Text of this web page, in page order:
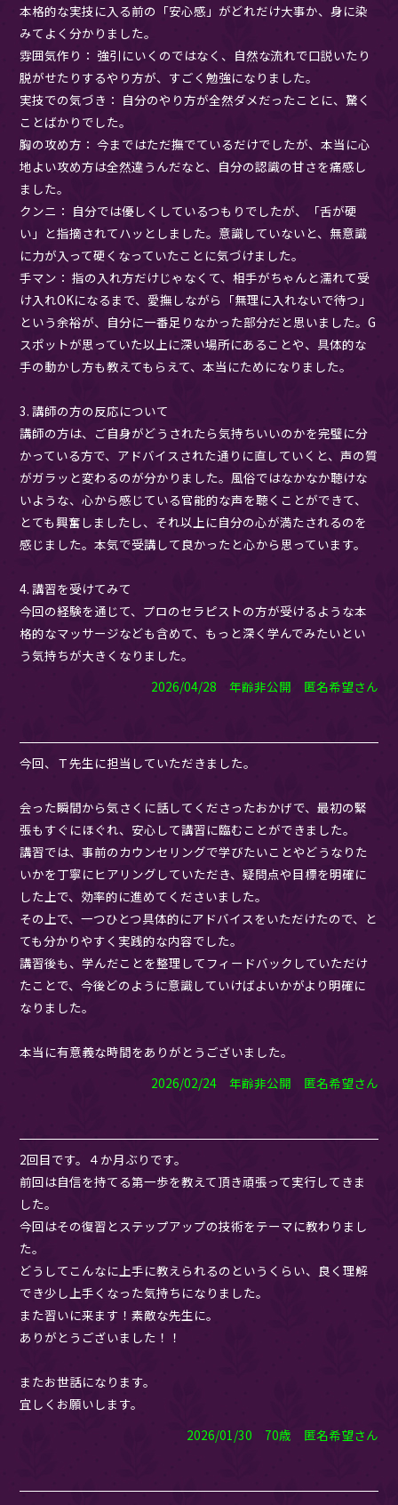
本格的な実技に入る前の「安心感」がどれだけ大事か、身に染
みてよく分かりました。
雰囲気作り： 強引にいくのではなく、自然な流れで口説いたり
脱がせたりするやり方が、すごく勉強になりました。
実技での気づき： 自分のやり方が全然ダメだったことに、驚く
ことばかりでした。
胸の攻め方： 今まではただ撫でているだけでしたが、本当に心
地よい攻め方は全然違うんだなと、自分の認識の甘さを痛感し
ました。
クンニ： 自分では優しくしているつもりでしたが、「舌が硬
い」と指摘されてハッとしました。意識していないと、無意識
に力が入って硬くなっていたことに気づけました。
手マン： 指の入れ方だけじゃなくて、相手がちゃんと濡れて受
け入れOKになるまで、愛撫しながら「無理に入れないで待つ」
という余裕が、自分に一番足りなかった部分だと思いました。G
スポットが思っていた以上に深い場所にあることや、具体的な
手の動かし方も教えてもらえて、本当にためになりました。
3. 講師の方の反応について
講師の方は、ご自身がどうされたら気持ちいいのかを完璧に分
かっている方で、アドバイスされた通りに直していくと、声の質
がガラッと変わるのが分かりました。風俗ではなかなか聴けな
いような、心から感じている官能的な声を聴くことができて、
とても興奮しましたし、それ以上に自分の心が満たされるのを
感じました。本気で受講して良かったと心から思っています。
4. 講習を受けてみて
今回の経験を通じて、プロのセラピストの方が受けるような本
格的なマッサージなども含めて、もっと深く学んでみたいとい
う気持ちが大きくなりました。
2026/04/28 年齢非公開 匿名希望さん
今回、Ｔ先生に担当していただきました。
会った瞬間から気さくに話してくださったおかげで、最初の緊
張もすぐにほぐれ、安心して講習に臨むことができました。
講習では、事前のカウンセリングで学びたいことやどうなりた
いかを丁寧にヒアリングしていただき、疑問点や目標を明確に
した上で、効率的に進めてくださいました。
その上で、一つひとつ具体的にアドバイスをいただけたので、と
ても分かりやすく実践的な内容でした。
講習後も、学んだことを整理してフィードバックしていただけ
たことで、今後どのように意識していけばよいかがより明確に
なりました。
本当に有意義な時間をありがとうございました。
2026/02/24 年齢非公開 匿名希望さん
2回目です。４か月ぶりです。
前回は自信を持てる第一歩を教えて頂き頑張って実行してきま
した。
今回はその復習とステップアップの技術をテーマに教わりまし
た。
どうしてこんなに上手に教えられるのというくらい、良く理解
でき少し上手くなった気持ちになりました。
また習いに来ます！素敵な先生に。
ありがとうございました！！
またお世話になります。
宜しくお願いします。
2026/01/30 70歳 匿名希望さん